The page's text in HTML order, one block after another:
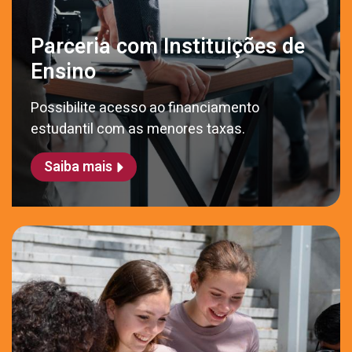
Parceria com Instituições de
Ensino
Possibilite acesso ao financiamento
estudantil com as menores taxas.
Saiba mais